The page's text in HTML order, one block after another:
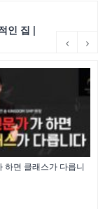
인 집 |
하면 클래스가 다릅니